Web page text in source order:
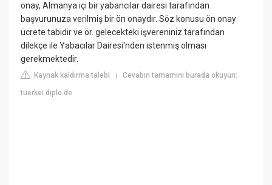
onay, Almanya içi bir yabancılar dairesi tarafından
başvurunuza verilmiş bir ön onaydır. Söz konusu ön onay
ücrete tabidir ve ör. gelecekteki işvereniniz tarafından
dilekçe ile Yabacılar Dairesi'nden istenmiş olması
gerekmektedir.
Kaynak kaldırma talebi |Cevabın tamamını burada okuyun:
tuerkei.diplo.de